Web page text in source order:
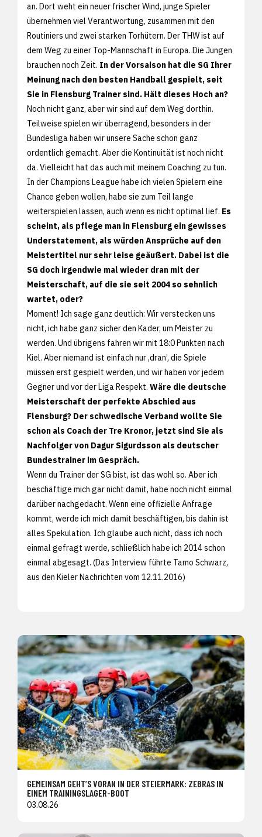
an. Dort weht ein neuer frischer Wind, junge Spieler
übernehmen viel Verantwortung, zusammen mit den
Routiniers und zwei starken Torhütern. Der THW ist auf
dem Weg zu einer Top-Mannschaft in Europa. Die Jungen
brauchen noch Zeit. In der Vorsaison hat die SG Ihrer
Meinung nach den besten Handball gespielt, seit
Sie in Flensburg Trainer sind. Hält dieses Hoch an?
Noch nicht ganz, aber wir sind auf dem Weg dorthin.
Teilweise spielen wir überragend, besonders in der
Bundesliga haben wir unsere Sache schon ganz
ordentlich gemacht. Aber die Kontinuität ist noch nicht
da. Vielleicht hat das auch mit meinem Coaching zu tun.
In der Champions League habe ich vielen Spielern eine
Chance geben wollen, habe sie zum Teil lange
weiterspielen lassen, auch wenn es nicht optimal lief. Es
scheint, als pflege man in Flensburg ein gewisses
Understatement, als würden Ansprüche auf den
Meistertitel nur sehr leise geäußert. Dabei ist die
SG doch irgendwie mal wieder dran mit der
Meisterschaft, auf die sie seit 2004 so sehnlich
wartet, oder?
Moment! Ich sage ganz deutlich: Wir verstecken uns
nicht, ich habe ganz sicher den Kader, um Meister zu
werden. Und übrigens fahren wir mit 18:0 Punkten nach
Kiel. Aber niemand ist einfach nur ,dran’, die Spiele
müssen erst gespielt werden, und wir haben vor jedem
Gegner und vor der Liga Respekt. Wäre die deutsche
Meisterschaft der perfekte Abschied aus
Flensburg? Der schwedische Verband wollte Sie
schon als Coach der Tre Kronor, jetzt sind Sie als
Nachfolger von Dagur Sigurdsson als deutscher
Bundestrainer im Gespräch.
Wenn du Trainer der SG bist, ist das wohl so. Aber ich
beschäftige mich gar nicht damit, habe noch nicht einmal
darüber nachgedacht. Wenn eine offizielle Anfrage
kommt, werde ich mich damit beschäftigen, bis dahin ist
alles Spekulation. Ich glaube auch nicht, dass ich noch
einmal gefragt werde, schließlich habe ich 2014 schon
einmal abgesagt. (Das Interview führte Tamo Schwarz,
aus den Kieler Nachrichten vom 12.11.2016)
GEMEINSAM GEHT’S VORAN IN DER STEIERMARK: ZEBRAS IN
EINEM TRAININGSLAGER-BOOT
03.08.26